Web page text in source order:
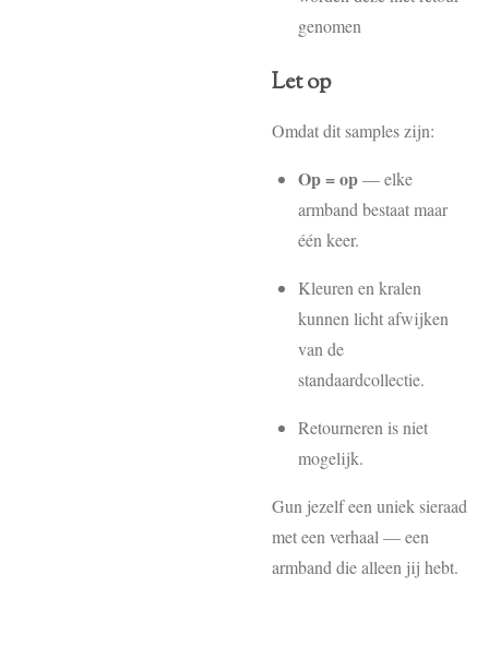
genomen
Let op
Omdat dit samples zijn:
Op = op— elke
armband bestaat maar
één keer.
Kleuren en kralen
kunnen licht afwijken
van de
standaardcollectie.
Retourneren is niet
mogelijk.
Gun jezelf een uniek sieraad
met een verhaal — een
armband die alleen jij hebt.